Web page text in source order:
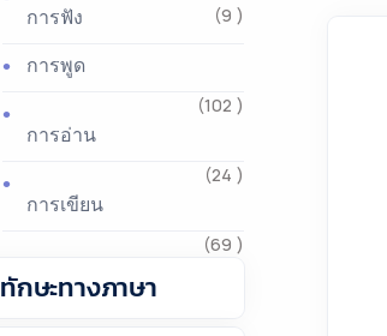
การฟัง (9 )
การพูด
(102 )
การอ่าน
(24 )
การเขียน
(69 )
ทักษะทางภาษา